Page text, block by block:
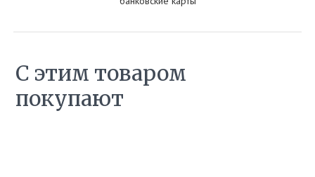
С этим товаром
покупают